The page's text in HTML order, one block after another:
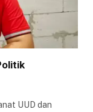
UUD dan